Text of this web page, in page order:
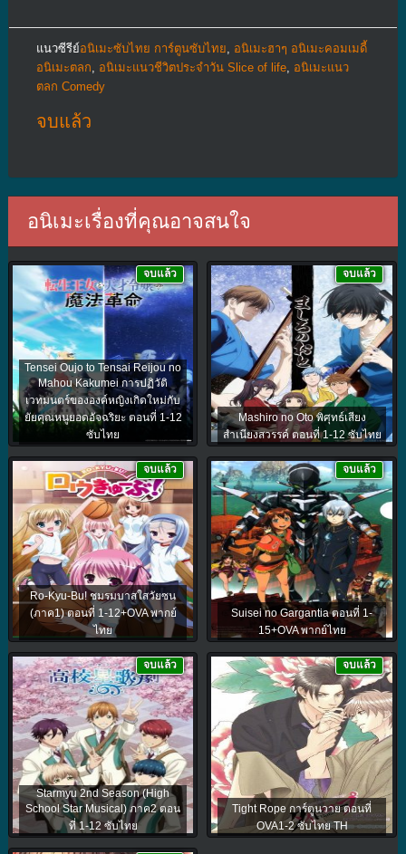
แนวซีรีย์อนิเมะซับไทย การ์ตูนซับไทย
อนิเมะฮาๆ อนิเมะคอมเมดี้
อนิเมะตลก
อนิเมะแนวชีวิตประจําวัน Slice of life, อนิเมะแนว
ตลก Comedy
จบแล้ว
อนิเมะเรื่องที่คุณอาจสนใจ
Tensei Oujo to Tensai Reijou no
Mahou Kakumei การปฏิวัติ
เวทมนตร์ขององค์หญิงเกิดใหม่กับ
ยัยคุณหนูยอดอัจฉริยะ ตอนที่ 1-12
ซับไทย
จบแล้ว
Mashiro no Oto พิศุทธ์เสียง
สำเนียงสวรรค์ ตอนที่ 1-12 ซับไทย
จบแล้ว
Ro-Kyu-Bu! ชมรมบาสใสวัยซน
(ภาค1) ตอนที่ 1-12+OVA พากย์
ไทย
จบแล้ว
Suisei no Gargantia ตอนที่ 1-
15+OVA พากย์ไทย
จบแล้ว
Starmyu 2nd Season (High
School Star Musical) ภาค2 ตอน
ที่ 1-12 ซับไทย
จบแล้ว
Tight Rope การ์ตูนวาย ตอนที่
OVA1-2 ซับไทย TH
จบแล้ว